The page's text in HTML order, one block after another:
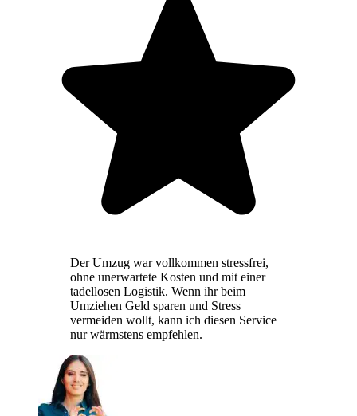
Der Umzug war vollkommen stressfrei,
ohne unerwartete Kosten und mit einer
tadellosen Logistik. Wenn ihr beim
Umziehen Geld sparen und Stress
vermeiden wollt, kann ich diesen Service
nur wärmstens empfehlen.